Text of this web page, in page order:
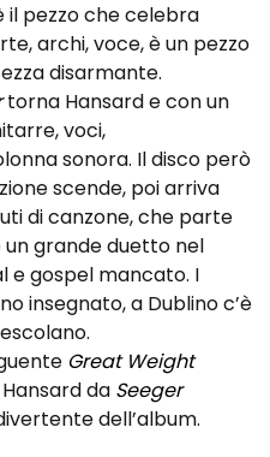
il pezzo che celebra
archi, voce, è un pezzo
disarmante.
torna Hansard e con un
voci,
sonora. Il disco però
scende, poi arriva
di canzone, che parte
grande duetto nel
e gospel mancato. I
insegnato, a Dublino c’è
Great Weight
da Seeger
dell’album.